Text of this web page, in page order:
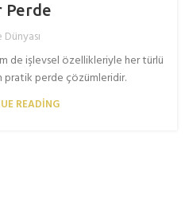
Perde
de işlevsel özellikleriyle her türlü
pratik perde çözümleridir.
READING